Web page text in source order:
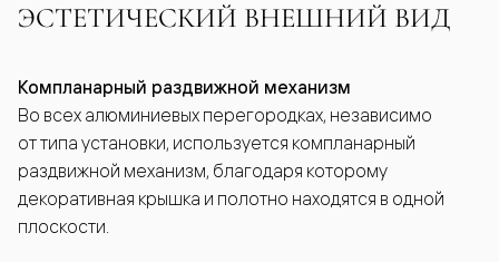
ЭСТЕТИЧЕСКИЙ ВНЕШНИЙ ВИД
Компланарный раздвижной механизм
Во всех алюминиевых перегородках, независимо
от типа установки, используется компланарный
раздвижной механизм, благодаря которому
декоративная крышка и полотно находятся в одной
плоскости.